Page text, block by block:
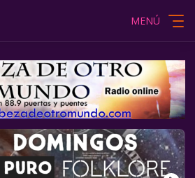
MENÚ